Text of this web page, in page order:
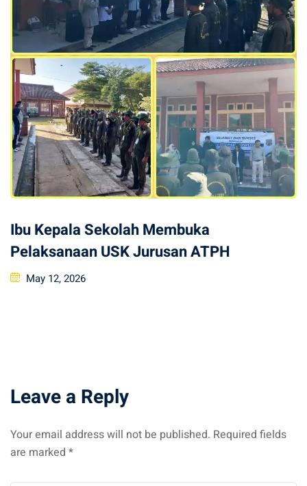
Ibu Kepala Sekolah Membuka
Pelaksanaan USK Jurusan ATPH
Posted
May 12, 2026
Leave a Reply
Your email address will not be published. Required fields
are marked *